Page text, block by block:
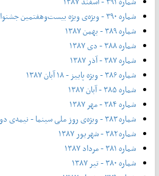
شماره ۳۹۰ - ویژه‌ی ویژه بیست‌و‌هفتمین جشنواره‌ی فیلم فجر- ۱۲ بهمن ۱۳۸۷
شماره ۳۸۹ - بهمن ۱۳۸۷
شماره ۳۸۸ - دی ۱۳۸۷
شماره ۳۸۷ - آذر ۱۳۸۷
شماره ۳۸۶ - ویژه پاییز - ۱۸ آبان ۱۳۸۷
شماره ۳۸۵ - آبان ۱۳۸۷
شماره ۳۸۴ - مهر ۱۳۸۷
شماره ۳۸۳ - ویژه‌ی روز ملی سینما - نیمه‌ی دوم شهریور ۱۳۸۷
شماره ۳۸۲ - شهریور ۱۳۸۷
شماره ۳۸۱ - مرداد ۱۳۸۷
شماره ۳۸۰ - تیر ۱۳۸۷